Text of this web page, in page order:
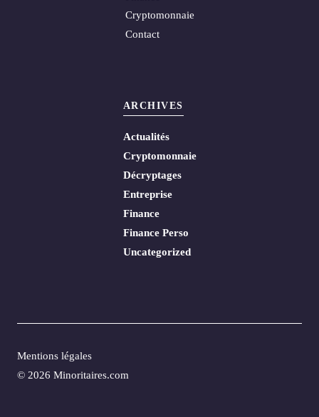
Cryptomonnaie
Contact
ARCHIVES
Actualités
Cryptomonnaie
Décryptages
Entreprise
Finance
Finance Perso
Uncategorized
© 2026 Minoritaires.com
Mentions légales